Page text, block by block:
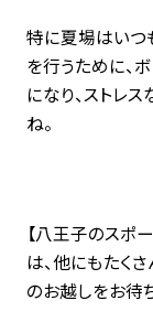
特に夏場はいつ
を行うために、
になり、ストレ
ね。
【八王子のスポ
は、他にもたく
のお越しをお待